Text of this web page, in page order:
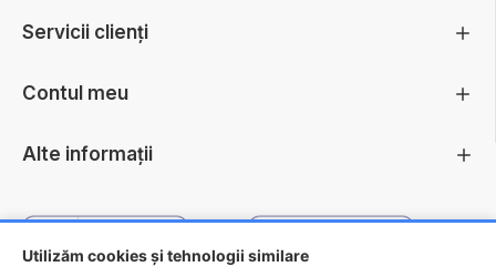
Utilizăm cookies și tehnologii similare
Servicii clienți
Contul meu
Alte informații